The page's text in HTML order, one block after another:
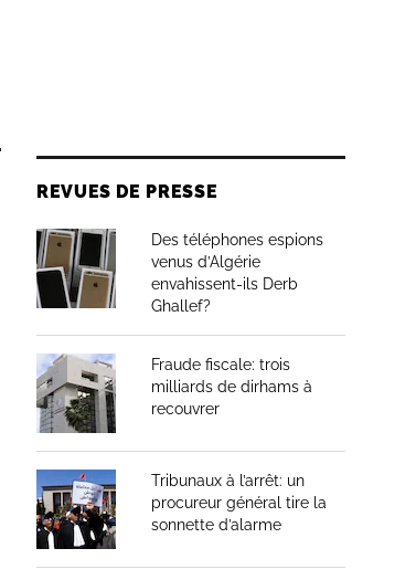
REVUES DE PRESSE
Des téléphones espions
venus d’Algérie
envahissent-ils Derb
Ghallef?
Fraude fiscale: trois
milliards de dirhams à
recouvrer
Tribunaux à l’arrêt: un
procureur général tire la
sonnette d’alarme